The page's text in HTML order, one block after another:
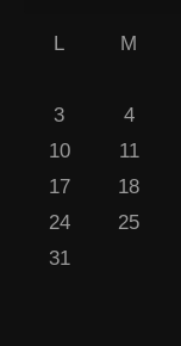
L M
3
4
10
11
17
18
24
25
31